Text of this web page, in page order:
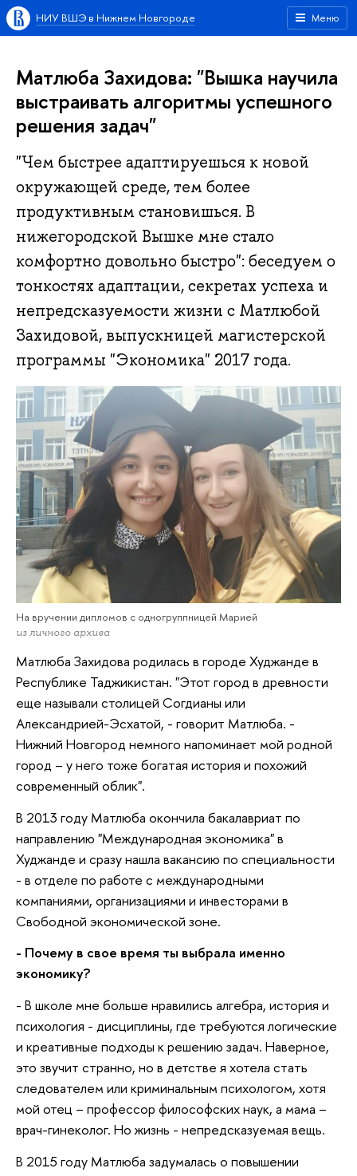
Меню
НИУ ВШЭ в Нижнем Новгороде
Матлюба Захидова: "Вышка научила
выстраивать алгоритмы успешного
решения задач"
"Чем быстрее адаптируешься к новой
окружающей среде, тем более
продуктивным становишься. В
нижегородской Вышке мне стало
комфортно довольно быстро": беседуем о
тонкостях адаптации, секретах успеха и
непредсказуемости жизни с Матлюбой
Захидовой, выпускницей магистерской
программы "Экономика" 2017 года.
На вручении дипломов с одногруппницей Марией
из личного архива
Матлюба Захидова родилась в городе Худжанде в
Республике Таджикистан. "Этот город в древности
еще называли столицей Согдианы или
Александрией-Эсхатой, - говорит Матлюба. -
Нижний Новгород немного напоминает мой родной
город – у него тоже богатая история и похожий
современный облик".
В 2013 году Матлюба окончила бакалавриат по
направлению "Международная экономика" в
Худжанде и сразу нашла вакансию по специальности
- в отделе по работе с международными
компаниями, организациями и инвесторами в
Свободной экономической зоне.
- Почему в свое время ты выбрала именно
экономику?
- В школе мне больше нравились алгебра, история и
психология - дисциплины, где требуются логические
и креативные подходы к решению задач. Наверное,
это звучит странно, но в детстве я хотела стать
следователем или криминальным психологом, хотя
мой отец – профессор философских наук, а мама –
врач-гинеколог. Но жизнь - непредсказуемая вещь.
В 2015 году Матлюба задумалась о повышении